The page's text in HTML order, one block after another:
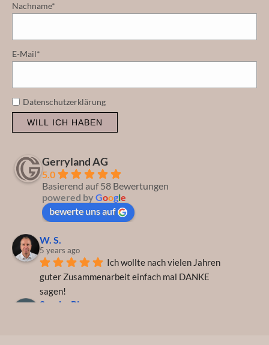
Nachname*
E-Mail*
Datenschutzerklärung
WILL ICH HABEN
Gerryland AG
5.0
Basierend auf 58 Bewertungen
powered by Google
bewerte uns auf
W. S.
5 years ago
Ich wollte nach vielen Jahren
guter Zusammenarbeit einfach mal DANKE
sagen!
Sascha Piron